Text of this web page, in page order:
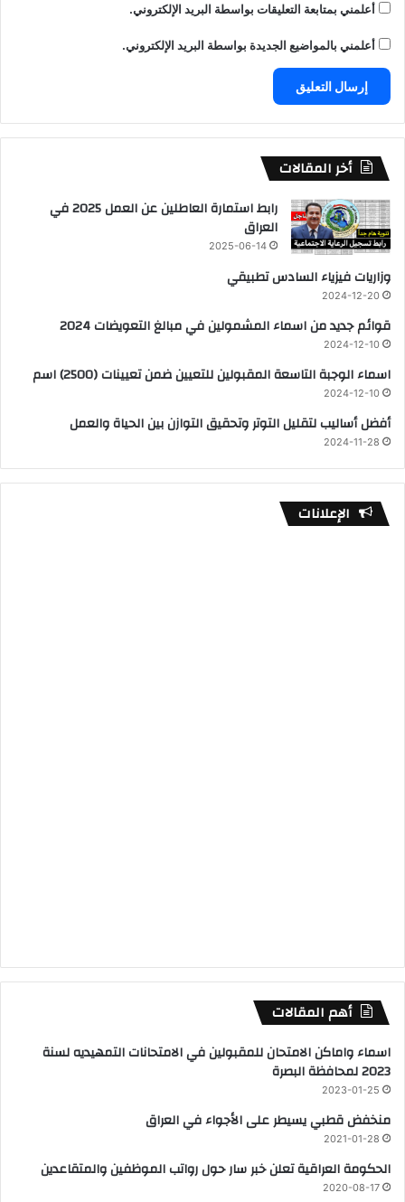
أعلمني بمتابعة التعليقات بواسطة البريد الإلكتروني.
أعلمني بالمواضيع الجديدة بواسطة البريد الإلكتروني.
أخر المقالات
رابط استمارة العاطلين عن العمل 2025 في
العراق
2025-06-14
وزاريات فيزياء السادس تطبيقي
2024-12-20
قوائم جديد من اسماء المشمولين في مبالغ التعويضات 2024
2024-12-10
اسماء الوجبة التاسعة المقبولين للتعيين ضمن تعيينات (2500) اسم
2024-12-10
أفضل أساليب لتقليل التوتر وتحقيق التوازن بين الحياة والعمل
2024-11-28
الإعلانات
أهم المقالات
اسماء واماكن الامتحان للمقبولين في الامتحانات التمهيديه لسنة
2023 لمحافظة البصرة
2023-01-25
منخفض قطبي يسيطر على الأجواء في العراق
2021-01-28
الحكومة العراقية تعلن خبر سار حول رواتب الموظفين والمتقاعدين
2020-08-17